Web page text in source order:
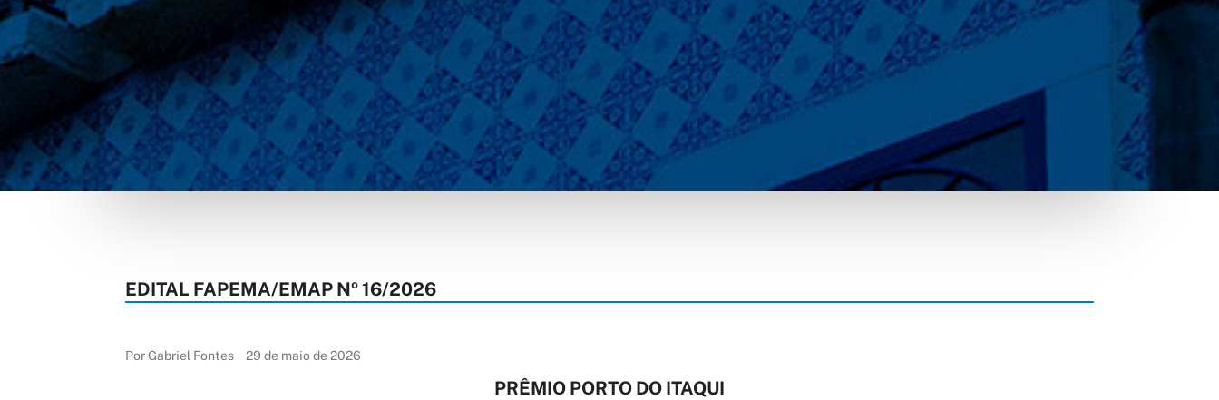
EDITAL FAPEMA/EMAP Nº 16/2026
Por Gabriel Fontes 29 de maio de 2026
PRÊMIO PORTO DO ITAQUI